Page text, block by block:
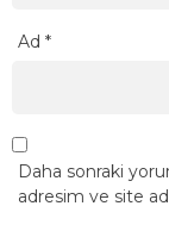
Ad *
Daha sonraki
adresim ve site